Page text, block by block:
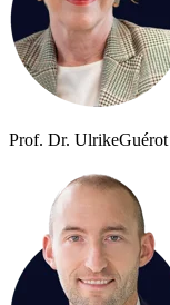
Prof. Dr. UlrikeGuérot